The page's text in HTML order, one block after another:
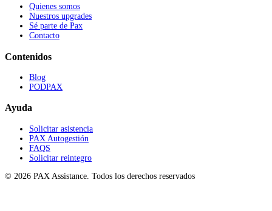
Quienes somos
Nuestros upgrades
Sé parte de Pax
Contacto
Contenidos
Blog
PODPAX
Ayuda
Solicitar asistencia
PAX Autogestión
FAQS
Solicitar reintegro
© 2026 PAX Assistance. Todos los derechos reservados